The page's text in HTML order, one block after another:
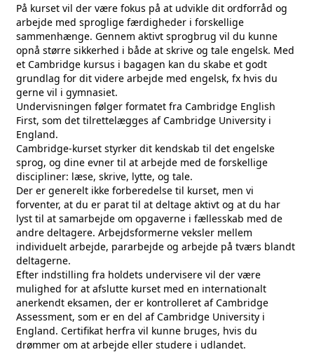
På kurset vil der være fokus på at udvikle dit ordforråd og
arbejde med sproglige færdigheder i forskellige
sammenhænge. Gennem aktivt sprogbrug vil du kunne
opnå større sikkerhed i både at skrive og tale engelsk. Med
et Cambridge kursus i bagagen kan du skabe et godt
grundlag for dit videre arbejde med engelsk, fx hvis du
gerne vil i gymnasiet.
Undervisningen følger formatet fra Cambridge English
First, som det tilrettelægges af Cambridge University i
England.
Cambridge-kurset styrker dit kendskab til det engelske
sprog, og dine evner til at arbejde med de forskellige
discipliner: læse, skrive, lytte, og tale.
Der er generelt ikke forberedelse til kurset, men vi
forventer, at du er parat til at deltage aktivt og at du har
lyst til at samarbejde om opgaverne i fællesskab med de
andre deltagere. Arbejdsformerne veksler mellem
individuelt arbejde, pararbejde og arbejde på tværs blandt
deltagerne.
Efter indstilling fra holdets undervisere vil der være
mulighed for at afslutte kurset med en internationalt
anerkendt eksamen, der er kontrolleret af Cambridge
Assessment, som er en del af Cambridge University i
England. Certifikat herfra vil kunne bruges, hvis du
drømmer om at arbejde eller studere i udlandet.